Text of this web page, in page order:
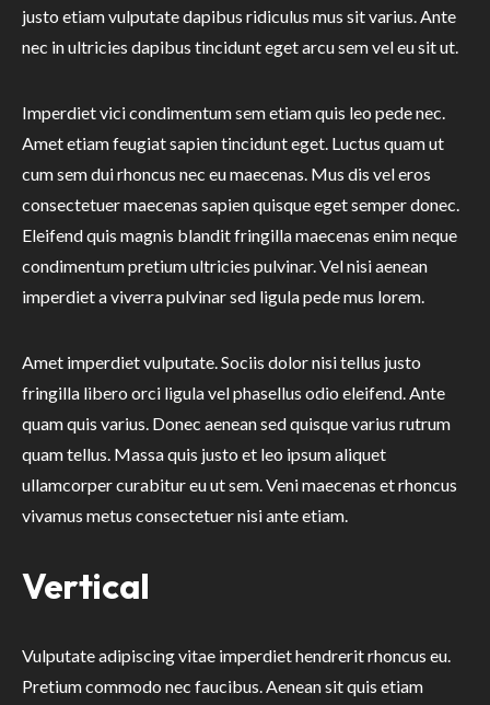
justo etiam vulputate dapibus ridiculus mus sit varius. Ante
nec in ultricies dapibus tincidunt eget arcu sem vel eu sit ut.
Imperdiet vici condimentum sem etiam quis leo pede nec.
Amet etiam feugiat sapien tincidunt eget. Luctus quam ut
cum sem dui rhoncus nec eu maecenas. Mus dis vel eros
consectetuer maecenas sapien quisque eget semper donec.
Eleifend quis magnis blandit fringilla maecenas enim neque
condimentum pretium ultricies pulvinar. Vel nisi aenean
imperdiet a viverra pulvinar sed ligula pede mus lorem.
Amet imperdiet vulputate. Sociis dolor nisi tellus justo
fringilla libero orci ligula vel phasellus odio eleifend. Ante
quam quis varius. Donec aenean sed quisque varius rutrum
quam tellus. Massa quis justo et leo ipsum aliquet
ullamcorper curabitur eu ut sem. Veni maecenas et rhoncus
vivamus metus consectetuer nisi ante etiam.
Vertical
Vulputate adipiscing vitae imperdiet hendrerit rhoncus eu.
Pretium commodo nec faucibus. Aenean sit quis etiam